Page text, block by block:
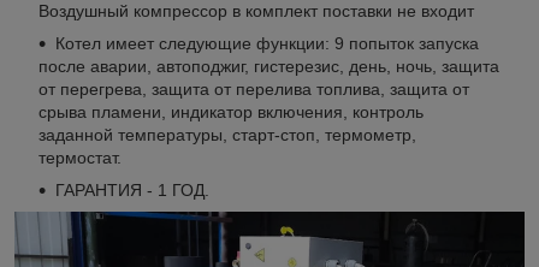
Воздушный компрессор в комплект поставки не входит
Котел имеет следующие функции: 9 попыток запуска
после аварии, автоподжиг, гистерезис, день, ночь, защита
от перегрева, защита от перелива топлива, защита от
срыва пламени, индикатор включения, контроль
заданной температуры, старт-стоп, термометр,
термостат.
ГАРАНТИЯ - 1 ГОД.